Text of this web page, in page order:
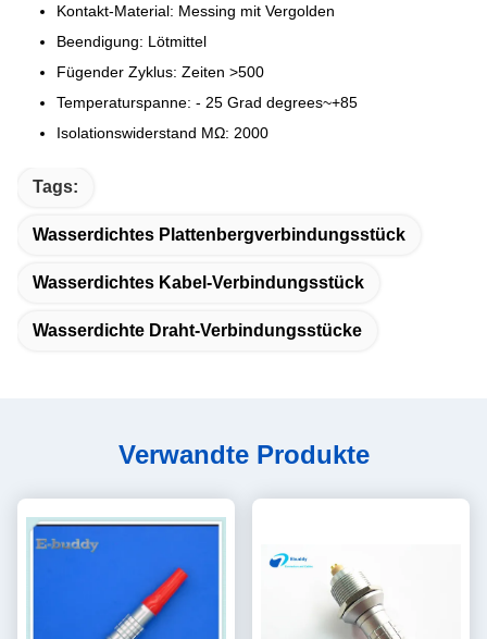
Kontakt-Material: Messing mit Vergolden
Beendigung: Lötmittel
Fügender Zyklus: Zeiten >500
Temperaturspanne: - 25 Grad degrees~+85
Isolationswiderstand MΩ: 2000
Tags:
Wasserdichtes Plattenbergverbindungsstück
Wasserdichtes Kabel-Verbindungsstück
Wasserdichte Draht-Verbindungsstücke
Verwandte Produkte